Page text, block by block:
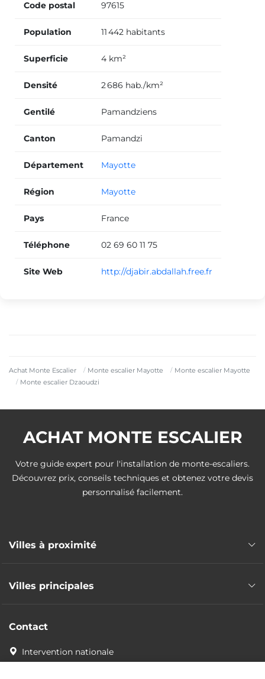
Achat Monte Escalier Monte escalier Mayotte
Monte escalier Mayotte
Monte escalier Dzaoudzi
Code postal 97615
Population 11 442 habitants
Superficie 4 km²
Densité 2 686 hab./km²
Gentilé Pamandziens
Canton Pamandzi
Département Mayotte
Région Mayotte
Pays France
Téléphone 02 69 60 11 75
Site Web http://djabir.abdallah.free.fr
ACHAT MONTE ESCALIER
Votre guide expert pour l'installation de monte-escaliers.
Découvrez prix, conseils techniques et obtenez votre devis
personnalisé facilement.
Villes à proximité
Monte escalier Mamoudzou
Monte escalier Chiconi
Villes principales
Monte escalier Bouéni
Monte escalier Kani-Kéli
Contact
Intervention nationale